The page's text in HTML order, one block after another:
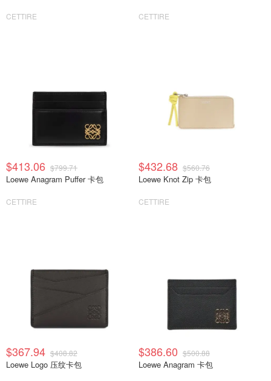
CETTIRE CETTIRE
$413.06 $799.71
Loewe Anagram Puffer 卡包
CETTIRE
$432.68 $560.76
Loewe Knot Zip 卡包
CETTIRE
$367.94 $408.82
Loewe Logo 压纹卡包
$386.60 $500.88
Loewe Anagram 卡包